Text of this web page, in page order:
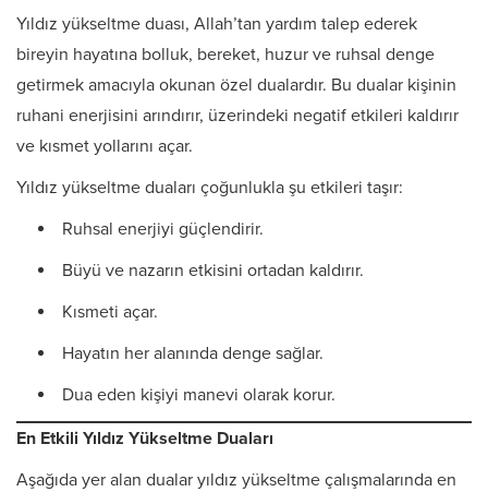
Yıldız yükseltme duası, Allah’tan yardım talep ederek
bireyin hayatına bolluk, bereket, huzur ve ruhsal denge
getirmek amacıyla okunan özel dualardır. Bu dualar kişinin
ruhani enerjisini arındırır, üzerindeki negatif etkileri kaldırır
ve kısmet yollarını açar.
Yıldız yükseltme duaları çoğunlukla şu etkileri taşır:
Ruhsal enerjiyi güçlendirir.
Büyü ve nazarın etkisini ortadan kaldırır.
Kısmeti açar.
Hayatın her alanında denge sağlar.
Dua eden kişiyi manevi olarak korur.
En Etkili Yıldız Yükseltme Duaları
Aşağıda yer alan dualar yıldız yükseltme çalışmalarında en